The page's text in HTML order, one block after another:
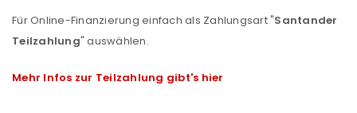
Für Online-Finanzierung einfach als Zahlungsart "Santander
Teilzahlung" auswählen.
Mehr Infos zur Teilzahlung gibt's hier